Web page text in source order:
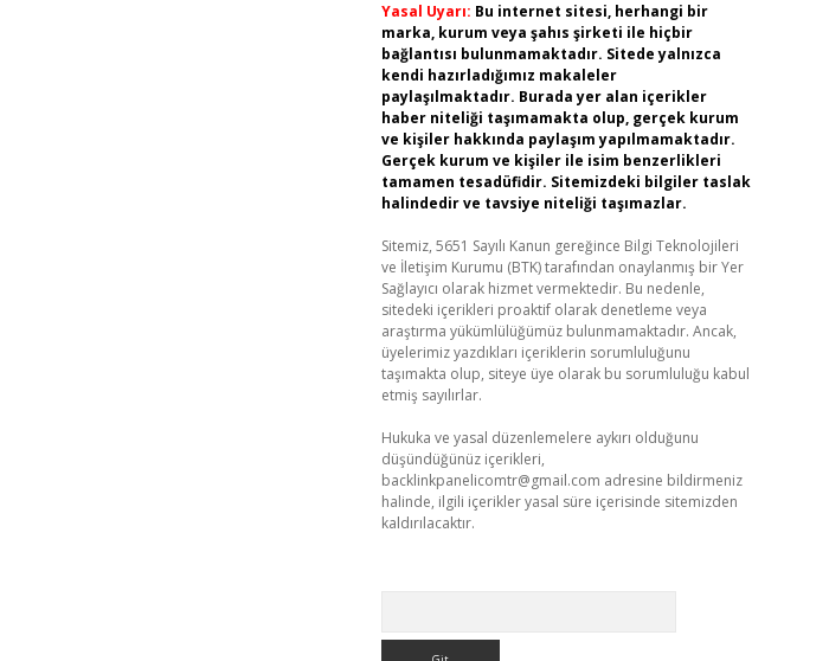
Yasal Uyarı: Bu internet sitesi, herhangi bir
marka, kurum veya şahıs şirketi ile hiçbir
bağlantısı bulunmamaktadır. Sitede yalnızca
kendi hazırladığımız makaleler
paylaşılmaktadır. Burada yer alan içerikler
haber niteliği taşımamakta olup, gerçek kurum
ve kişiler hakkında paylaşım yapılmamaktadır.
Gerçek kurum ve kişiler ile isim benzerlikleri
tamamen tesadüfidir. Sitemizdeki bilgiler taslak
halindedir ve tavsiye niteliği taşımazlar.
Sitemiz, 5651 Sayılı Kanun gereğince Bilgi Teknolojileri
ve İletişim Kurumu (BTK) tarafından onaylanmış bir Yer
Sağlayıcı olarak hizmet vermektedir. Bu nedenle,
sitedeki içerikleri proaktif olarak denetleme veya
araştırma yükümlülüğümüz bulunmamaktadır. Ancak,
üyelerimiz yazdıkları içeriklerin sorumluluğunu
taşımakta olup, siteye üye olarak bu sorumluluğu kabul
etmiş sayılırlar.
Hukuka ve yasal düzenlemelere aykırı olduğunu
düşündüğünüz içerikleri,
backlinkpanelicomtr@gmail.com adresine bildirmeniz
halinde, ilgili içerikler yasal süre içerisinde sitemizden
kaldırılacaktır.